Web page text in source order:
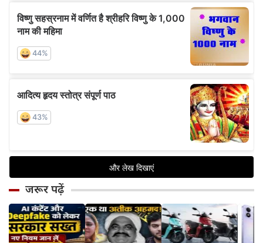
जरूर पढ़ें